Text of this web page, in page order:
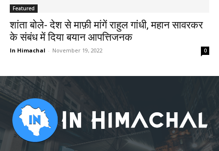
Featured
शांता बोले- देश से माफ़ी मांगें राहुल गांधी, महान सावरकर
के संबंध में दिया बयान आपत्तिजनक
In Himachal - November 19, 2022 0